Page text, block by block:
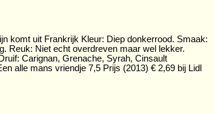
komt uit Frankrijk Kleur: Diep donkerrood. Smaak:
Reuk: Niet echt overdreven maar wel lekker.
Carignan, Grenache, Syrah, Cinsault
alle mans vriendje 7,5 Prijs (2013) € 2,69 bij Lidl